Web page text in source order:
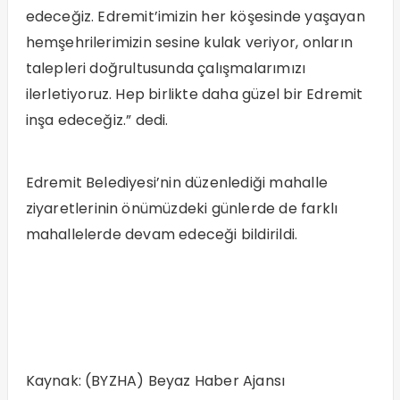
edeceğiz. Edremit’imizin her köşesinde yaşayan
hemşehrilerimizin sesine kulak veriyor, onların
talepleri doğrultusunda çalışmalarımızı
ilerletiyoruz. Hep birlikte daha güzel bir Edremit
inşa edeceğiz.” dedi.
Edremit Belediyesi’nin düzenlediği mahalle
ziyaretlerinin önümüzdeki günlerde de farklı
mahallelerde devam edeceği bildirildi.
Kaynak: (BYZHA) Beyaz Haber Ajansı